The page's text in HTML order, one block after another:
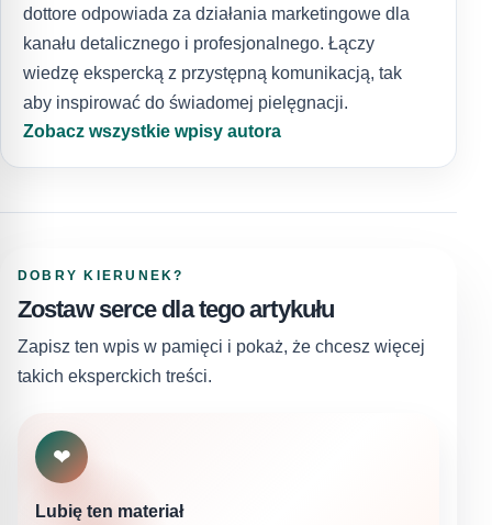
dottore odpowiada za działania marketingowe dla
kanału detalicznego i profesjonalnego. Łączy
wiedzę ekspercką z przystępną komunikacją, tak
aby inspirować do świadomej pielęgnacji.
Zobacz wszystkie wpisy autora
DOBRY KIERUNEK?
Zostaw serce dla tego artykułu
Zapisz ten wpis w pamięci i pokaż, że chcesz więcej
takich eksperckich treści.
❤
Lubię ten materiał